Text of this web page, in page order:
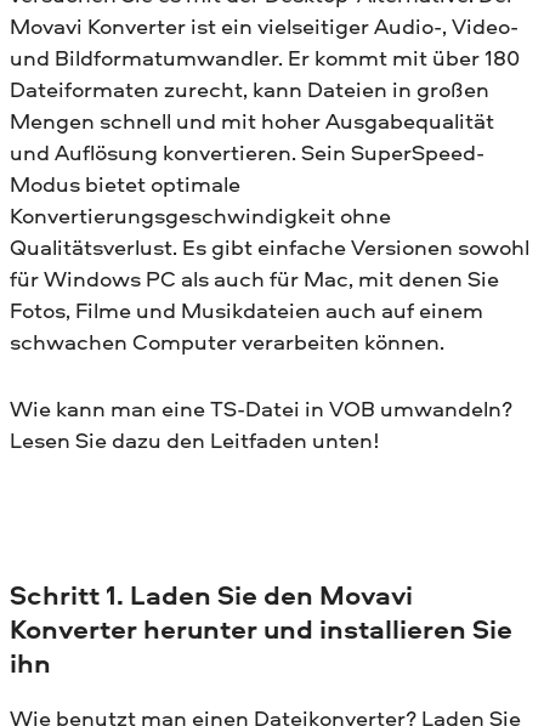
Movavi Konverter ist ein vielseitiger Audio-, Video-
und Bildformatumwandler. Er kommt mit über 180
Dateiformaten zurecht, kann Dateien in großen
Mengen schnell und mit hoher Ausgabequalität
und Auflösung konvertieren. Sein SuperSpeed-
Modus bietet optimale
Konvertierungsgeschwindigkeit ohne
Qualitätsverlust. Es gibt einfache Versionen sowohl
für Windows PC als auch für Mac, mit denen Sie
Fotos, Filme und Musikdateien auch auf einem
schwachen Computer verarbeiten können.
Wie kann man eine TS-Datei in VOB umwandeln?
Lesen Sie dazu den Leitfaden unten!
Schritt 1. Laden Sie den Movavi
Konverter herunter und installieren Sie
ihn
Wie benutzt man einen Dateikonverter? Laden Sie